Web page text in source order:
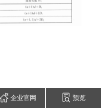
企业官网 预览